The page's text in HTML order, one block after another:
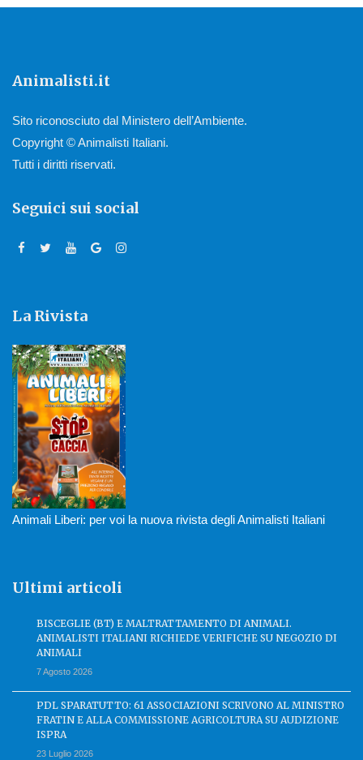
Animalisti.it
Sito riconosciuto dal Ministero dell’Ambiente.
Copyright © Animalisti Italiani.
Tutti i diritti riservati.
Seguici sui social
La Rivista
Animali Liberi: per voi la nuova rivista degli Animalisti Italiani
Ultimi articoli
BISCEGLIE (BT) E MALTRATTAMENTO DI ANIMALI.
ANIMALISTI ITALIANI RICHIEDE VERIFICHE SU NEGOZIO DI
ANIMALI
7 Agosto 2026
PDL SPARATUTTO: 61 ASSOCIAZIONI SCRIVONO AL MINISTRO
FRATIN E ALLA COMMISSIONE AGRICOLTURA SU AUDIZIONE
ISPRA
23 Luglio 2026